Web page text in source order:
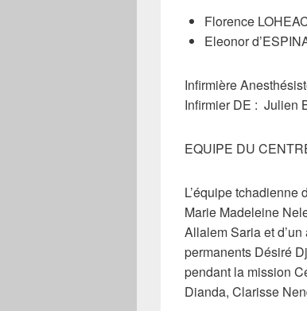
Florence
Eleonor
Infirmière
Infirmier DE : Julien
EQUIPE DU
L’équipe
Marie Madeleine
Allalem Saria et
permanents Désiré
pendant la mission
Dianda, Clarisse